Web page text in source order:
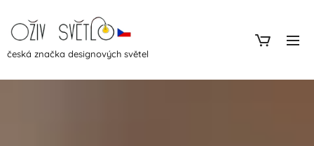
česká značka designových světel